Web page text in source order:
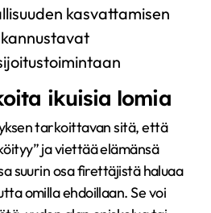
kasvattamisen
ikuisia lomia
tarkoittavan sitä, että
ja viettää elämänsä
suurin osa firettäjistä haluaa
omilla ehdoillaan. Se voi